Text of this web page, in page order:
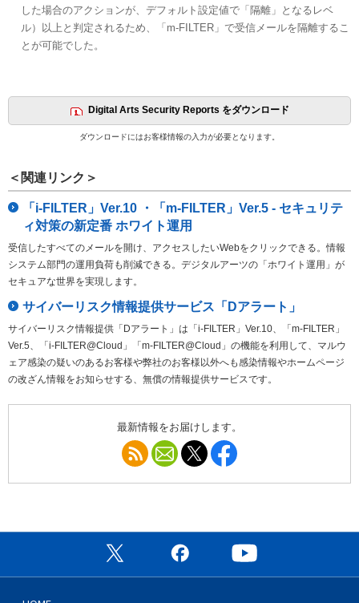
した場合のアクションが、デフォルト設定値で「隔離」となるレベ
ル）以上と判定されるため、「m-FILTER」で受信メールを隔離するこ
とが可能でした。
Digital Arts Security Reports をダウンロード
ダウンロードにはお客様情報の入力が必要となります。
＜関連リンク＞
「i-FILTER」Ver.10 ・「m-FILTER」Ver.5 - セキュリテ
ィ対策の新定番 ホワイト運用
受信したすべてのメールを開け、アクセスしたいWebをクリックできる。情報
システム部門の運用負荷も削減できる。デジタルアーツの「ホワイト運用」が
セキュアな世界を実現します。
サイバーリスク情報提供サービス「Dアラート」
サイバーリスク情報提供「Dアラート」は「i-FILTER」Ver.10、「m-FILTER」
Ver.5、「i-FILTER@Cloud」「m-FILTER@Cloud」の機能を利用して、マルウ
ェア感染の疑いのあるお客様や弊社のお客様以外へも感染情報やホームページ
の改ざん情報をお知らせする、無償の情報提供サービスです。
最新情報をお届けします。
RSS
メールマガジン
Follow @DA_IDL
公式X（旧Twitter）ページ
公式Facebookページ